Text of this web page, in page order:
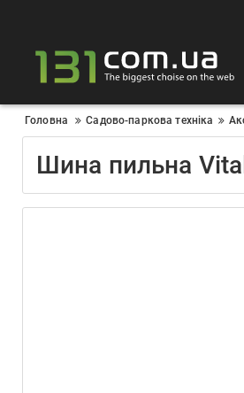
Головна Садово-паркова техніка
Шина пильна